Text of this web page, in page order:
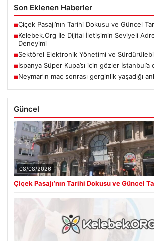
Son Eklenen Haberler
■Çiçek Pasajı’nın Tarihi Dokusu ve Güncel
■Kelebek.Org İle Dijital İletişimin Seviyeli
Deneyimi
■Sektörel Elektronik Yönetimi ve
■İspanya Süper Kupa’sı için gözler İstanbul’a
■Neymar’ın maç sonrası gerginlik yaşadığı
Güncel
08/08/2026
Çiçek Pasajı’nın Tarihi Dokusu ve Güncel